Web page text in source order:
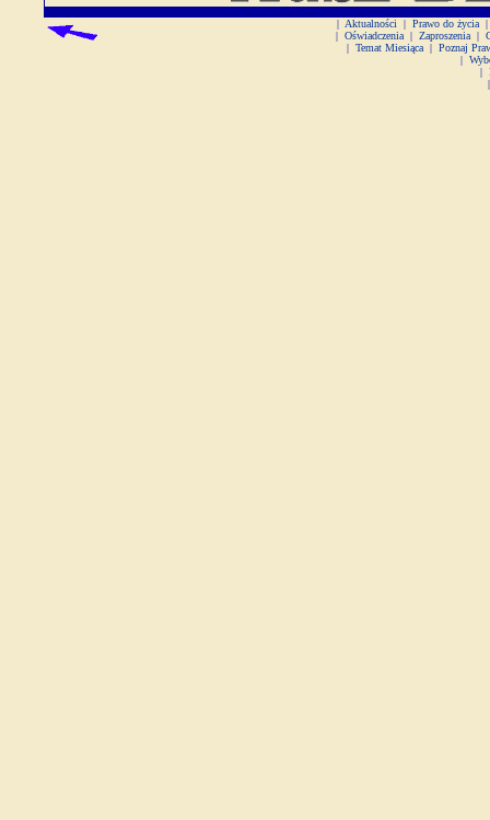
| Aktualności | Prawo do życia |
| Oświadczenia | Zaproszenia |
| Temat Miesiąca | Poznaj
|
|
|